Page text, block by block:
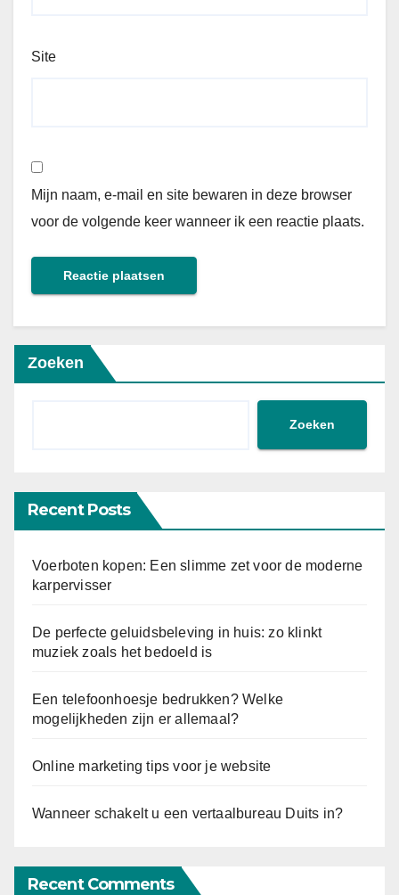
Site
Mijn naam, e-mail en site bewaren in deze browser
voor de volgende keer wanneer ik een reactie plaats.
Zoeken
Zoeken
Recent Posts
Voerboten kopen: Een slimme zet voor de moderne
karpervisser
De perfecte geluidsbeleving in huis: zo klinkt
muziek zoals het bedoeld is
Een telefoonhoesje bedrukken? Welke
mogelijkheden zijn er allemaal?
Online marketing tips voor je website
Wanneer schakelt u een vertaalbureau Duits in?
Recent Comments